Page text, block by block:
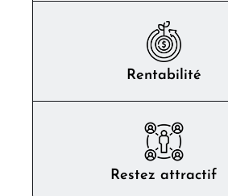
Rentabilité
Restez attractif